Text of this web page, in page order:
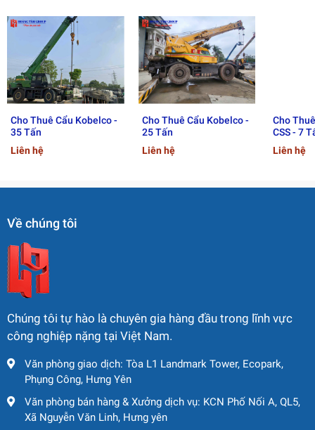
Cho Thuê Cẩu Kobelco -
35 Tấn
Liên hệ
Cho Thuê Cẩu Kobelco -
25 Tấn
Liên hệ
Cho
CSS - 7
Liên hệ
Về chúng tôi
Chúng tôi tự hào là chuyên gia hàng đầu trong lĩnh vực
công nghiệp nặng tại Việt Nam.
Văn phòng giao dịch: Tòa L1 Landmark Tower, Ecopark,
Phụng Công, Hưng Yên
Văn phòng bán hàng & Xưởng dịch vụ: KCN Phố Nối A, QL5,
Xã Nguyễn Văn Linh, Hưng yên